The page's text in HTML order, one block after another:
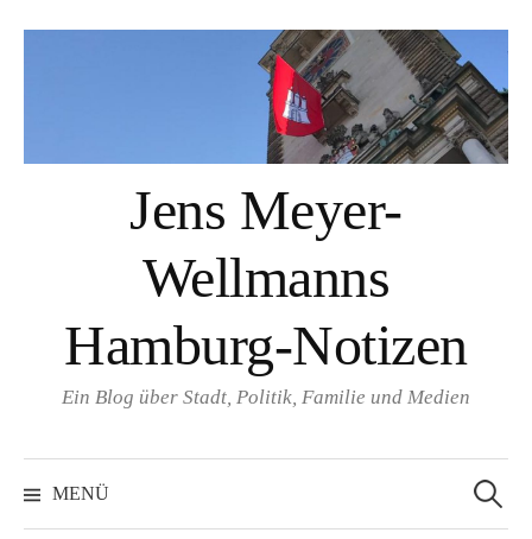
Jens Meyer-
Wellmanns
Hamburg-Notizen
Ein Blog über Stadt, Politik, Familie und Medien
MENÜ
nach: